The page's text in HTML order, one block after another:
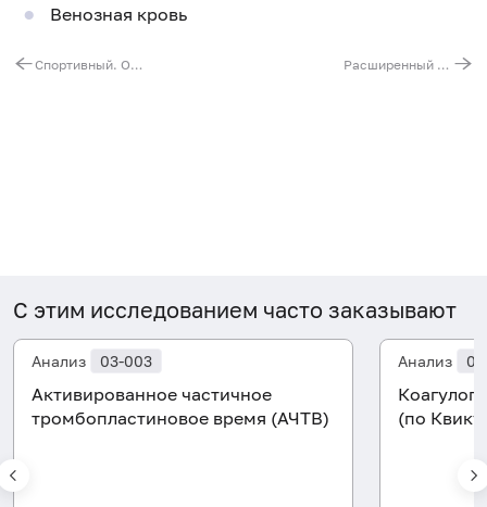
Венозная кровь
Спортивный. Оценка баланса микроэлементов и витаминов Расширенный комплекс для протезирования
С этим исследованием часто заказывают
Анализ 03-003
Активированное частичное
тромбопластиновое время (АЧТВ)
Анализ
(по